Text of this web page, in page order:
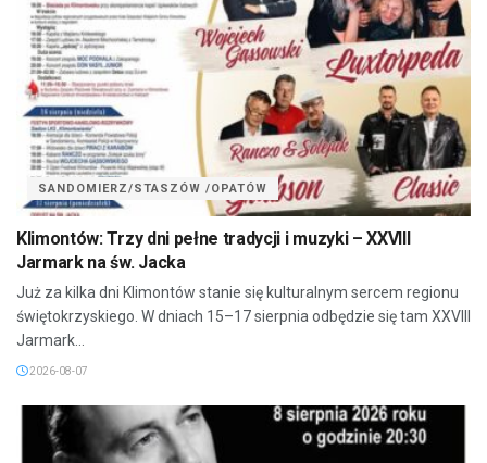
SANDOMIERZ/STASZÓW /OPATÓW
Klimontów: Trzy dni pełne tradycji i muzyki – XXVIII
Jarmark na św. Jacka
Już za kilka dni Klimontów stanie się kulturalnym sercem regionu
świętokrzyskiego. W dniach 15–17 sierpnia odbędzie się tam XXVIII
Jarmark...
2026-08-07